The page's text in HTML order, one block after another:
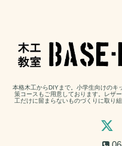
本格木工からDIYまで。小学生向けのキ
策コースもご用意しております。レザ
工だけに留まらないものづくりに取り